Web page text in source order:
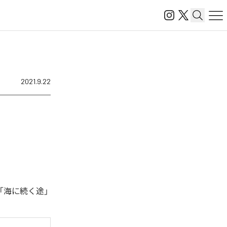
2021.9.22
に続く途」